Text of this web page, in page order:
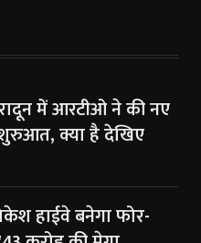
में आरटीओ ने की नए
क्या है देखिए
हाईवे बनेगा फोर-